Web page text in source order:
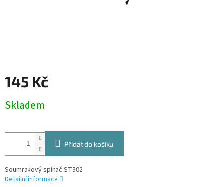
145 Kč
cena:
Skladem
Přidat do košíku
Soumrakový spínač ST302
Detailní informace